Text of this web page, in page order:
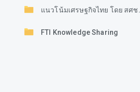
แนวโน้มเศรษฐกิจไทย โดย สศช.
FTI Knowledge Sharing